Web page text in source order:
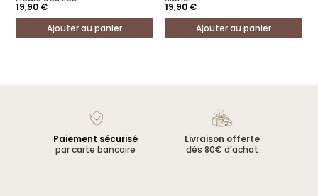
19,90 €
Ajouter au panier
19,90 €
Ajouter au panier
Paiement sécurisé
par carte bancaire
Livraison offerte
dès 80€ d’achat